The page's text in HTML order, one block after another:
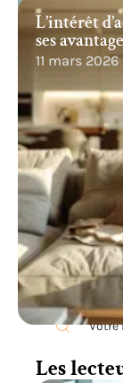
L’intérêt
ses
11 mars 2026
Les